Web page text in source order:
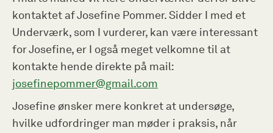
kontaktet af Josefine Pommer. Sidder I med et
Underværk, som I vurderer, kan være interessant
for Josefine, er I også meget velkomne til at
kontakte hende direkte på mail:
josefinepommer@gmail.com
Josefine ønsker mere konkret at undersøge,
hvilke udfordringer man møder i praksis, når